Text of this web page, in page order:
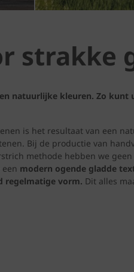
strakke
natuurlijke kleuren. Zo kunt
is het resultaat van een
Bij de productie van
methode hebben we
modern ogende gladde
regelmatige vorm. Dit alles